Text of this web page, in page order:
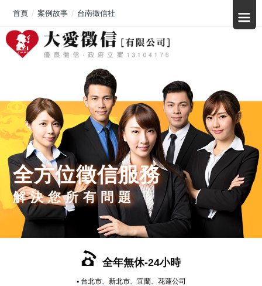
全方位徵信服務
解決您所有問題
全年無休-24小時
▪ 台北市、新北市、宜蘭、花蓮公司
首頁 案例故事 台南徵信社